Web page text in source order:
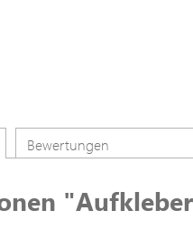
Bewertungen